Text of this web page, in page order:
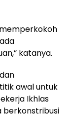
katanya.
awal untuk
Ikhlas
berkonstribusi